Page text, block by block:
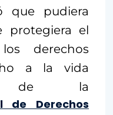
que pudiera
protegiera el
derechos
a la vida
de la
de Derechos